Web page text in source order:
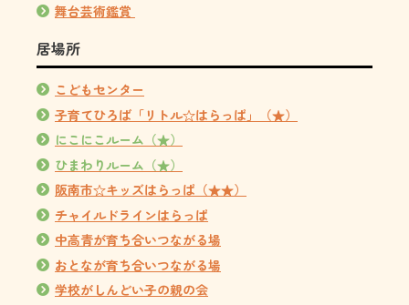
舞台芸術鑑賞
居場所
こどもセンター
子育てひろば「リトル☆はらっぱ」（★）
にこにこルーム（★）
ひまわりルーム（★）
阪南市☆キッズはらっぱ（★★）
チャイルドラインはらっぱ
中高青が育ち合いつながる場
おとなが育ち合いつながる場
学校がしんどい子の親の会